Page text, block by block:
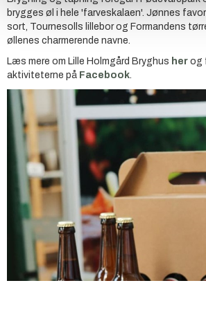
brygges øl i hele 'farveskalaen'. Jønnes
sort, Tournesolls lillebor og Formandens
øllenes charmerende navne.
Læs mere om Lille Holmgård Bryghus her og
aktiviteterne på Facebook.